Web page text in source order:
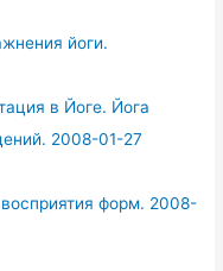
йоги.
в Йоге. Йога
2008-01-27
форм. 2008-